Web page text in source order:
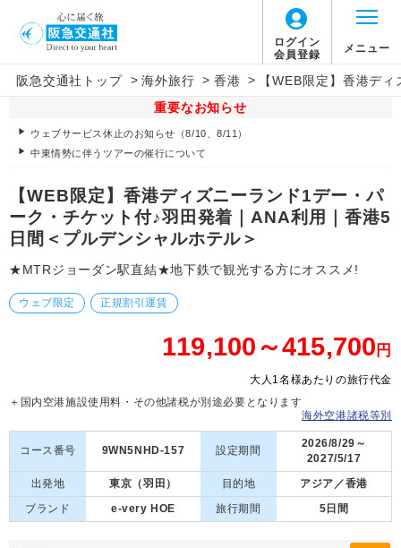
ログイン
会員登録
メニュー
阪急交通社トップ > 海外旅行 > 香港 >
【WEB限定】香港デ
重要なお知らせ
ウェブサービス休止のお知らせ（8/10、8/11）
中東情勢に伴うツアーの催行について
【WEB限定】香港ディズニーランド1デー・パ
ーク・チケット付♪羽田発着｜ANA利用｜香港5
日間＜プルデンシャルホテル＞
★MTRジョーダン駅直結★地下鉄で観光する方にオススメ!
ウェブ限定 正規割引運賃
119,100～415,700 円
大人1名様あたりの旅行代金
＋国内空港施設使用料・その他諸税が別途必要となります
海外空港諸税等別
コース番号 9WN5NHD-157 設定期間
2026/8/29～
2027/5/17
出発地
東京（羽田） 目的地
アジア／香港
ブランド
e-very HOE 旅行期間 5日間